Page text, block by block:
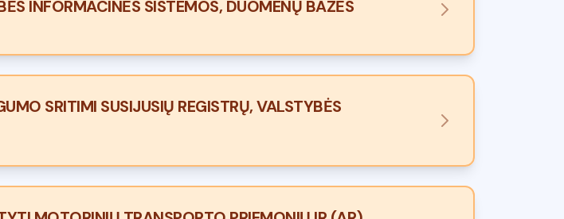
INFORMACINĖS SISTEMOS, DUOMENŲ BAZĖS
SRITIMI SUSIJUSIŲ REGISTRŲ, VALSTYBĖS